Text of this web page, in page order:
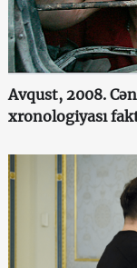
Avqust, 2008.
xronologiyası